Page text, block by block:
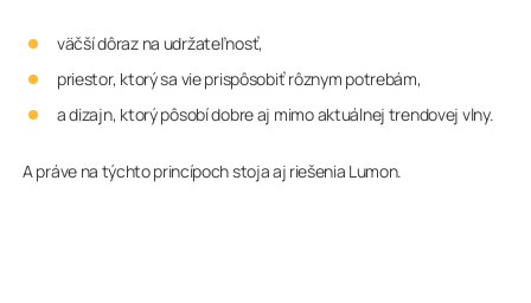
väčší dôraz na udržateľnosť,
priestor, ktorý sa vie prispôsobiť rôznym potrebám,
a dizajn, ktorý pôsobí dobre aj mimo aktuálnej trendovej vlny.
A práve na týchto princípoch stoja aj riešenia Lumon.